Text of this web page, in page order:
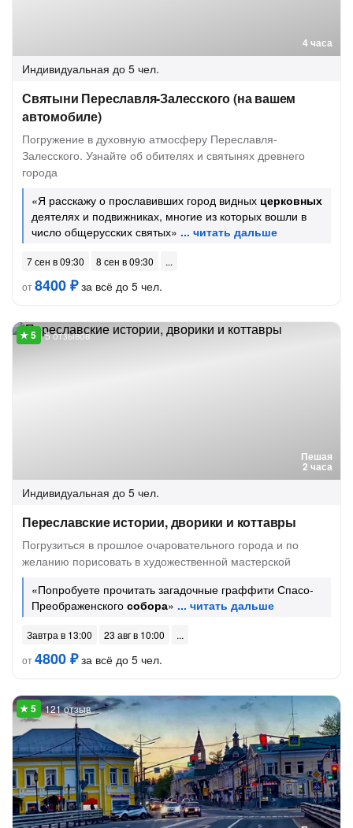
4 часа
Индивидуальная до 5 чел.
Святыни Переславля-Залесского (на вашем
автомобиле)
Погружение в духовную атмосферу Переславля-
Залесского. Узнайте об обителях и святынях древнего
города
«Я расскажу о прославивших город видных церковных
деятелях и подвижниках, многие из которых вошли в
число общерусских святых»
7 сен в 09:30
8 сен в 09:30
от8400 ₽за всё до 5 чел.
Пешая
2 часа
5 отзывов
Индивидуальная до 5 чел.
Переславские истории, дворики и коттавры
Погрузиться в прошлое очаровательного города и по
желанию порисовать в художественной мастерской
«Попробуете прочитать загадочные граффити Спасо-
Преображенского собора»
Завтра в 13:00
23 авг в 10:00
от4800 ₽за всё до 5 чел.
121 отзыв